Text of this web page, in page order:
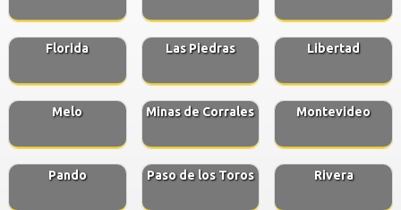
Florida Las Piedras Libertad
Melo Minas de Corrales Montevideo
Pando Paso de los Toros Rivera